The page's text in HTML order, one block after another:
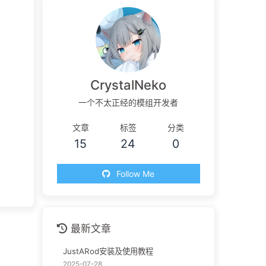
CrystalNeko
一个不太正经的模组开发者
文章
15
标签
24
分类
0
Follow Me
最新文章
JustARod安装及使用教程
2025-07-28